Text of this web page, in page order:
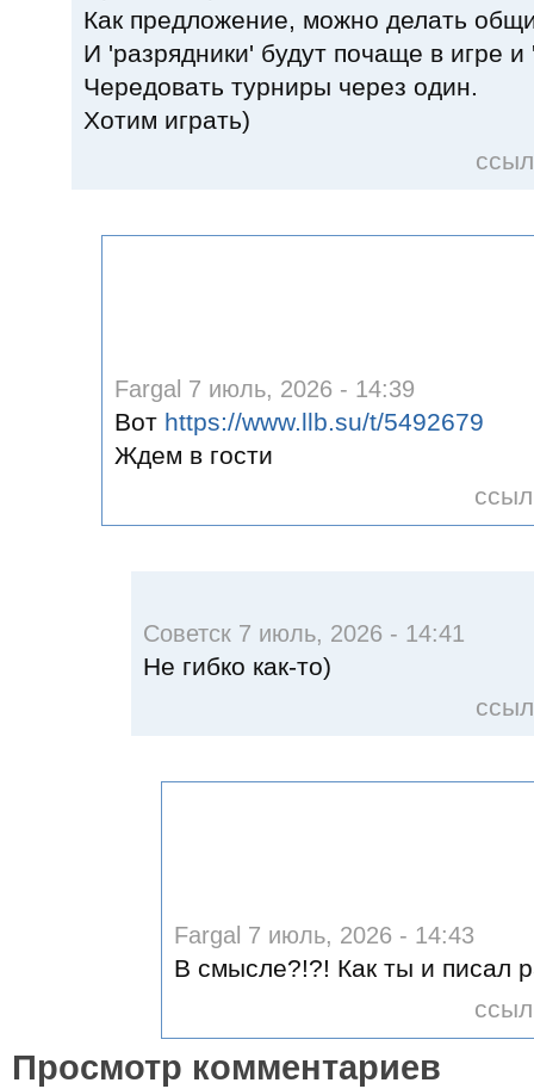
Как предложение, можно делать
И 'разрядники' будут почаще в игре и
Чередовать турниры через один.
Хотим играть)
Fargal 7 июль, 2026 - 14:39
Вот https://www.llb.su/t/5492679
Ждем в гости
Советск 7 июль, 2026 - 14:41
Не гибко как-то)
Fargal 7 июль, 2026 - 14:43
В смысле?!?! Как ты и писал
Просмотр комментариев